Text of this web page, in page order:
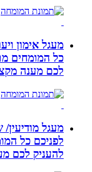
מעגל אימון ויעוץ
כל המומחים
לכם מענה מקצועי
מעגל מודיעין/ שוהם
לפניכם כל
להעניק לכם מענה